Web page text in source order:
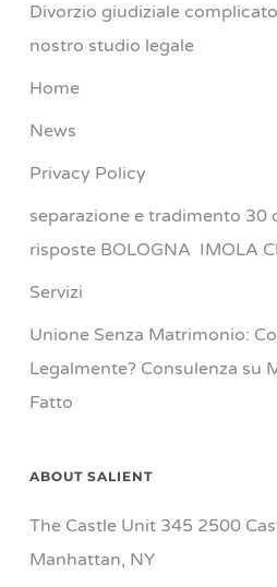
Divorzio giudiziale
nostro studio legale
Home
News
Privacy Policy
separazione e tradimento 30
risposte BOLOGNA IMOLA
Servizi
Unione Senza Matrimonio:
Legalmente? Consulenza su
Fatto
ABOUT SALIENT
The Castle Unit 345 2500
Manhattan, NY